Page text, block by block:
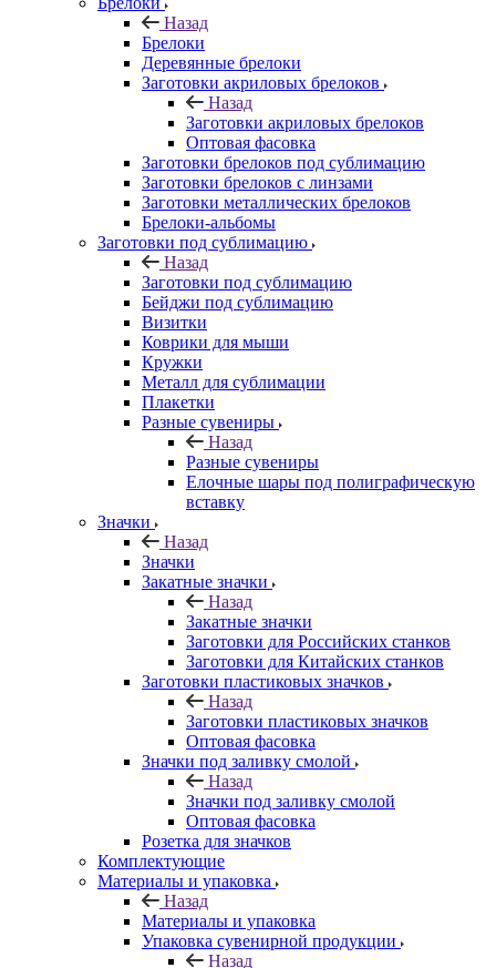
Назад
Брелоки
Деревянные брелоки
Заготовки акриловых брелоков
Назад
Заготовки акриловых брелоков
Оптовая фасовка
Заготовки брелоков под сублимацию
Заготовки брелоков с линзами
Заготовки металлических брелоков
Брелоки-альбомы
Заготовки под сублимацию
Назад
Заготовки под сублимацию
Бейджи под сублимацию
Визитки
Коврики для мыши
Кружки
Металл для сублимации
Плакетки
Разные сувениры
Назад
Разные сувениры
Елочные шары под полиграфическую
вставку
Значки
Назад
Значки
Закатные значки
Назад
Закатные значки
Заготовки для Российских станков
Заготовки для Китайских станков
Заготовки пластиковых значков
Назад
Заготовки пластиковых значков
Оптовая фасовка
Значки под заливку смолой
Назад
Значки под заливку смолой
Оптовая фасовка
Розетка для значков
Комплектующие
Материалы и упаковка
Назад
Материалы и упаковка
Упаковка сувенирной продукции
Назад